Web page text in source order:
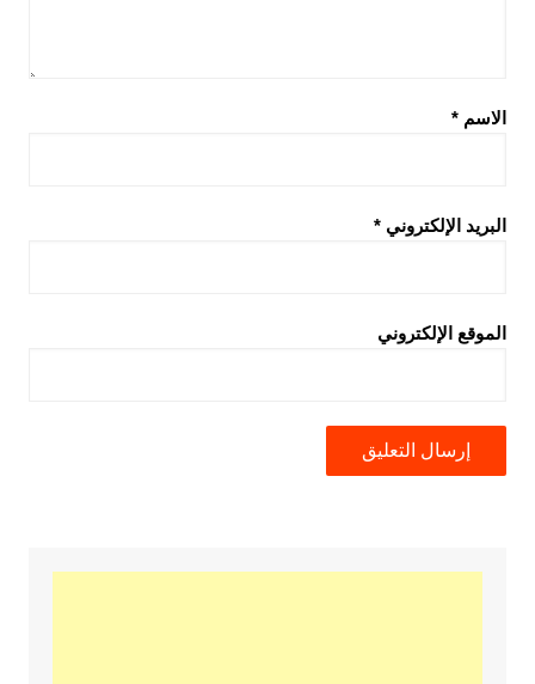
الاسم *
البريد الإلكتروني *
الموقع الإلكتروني